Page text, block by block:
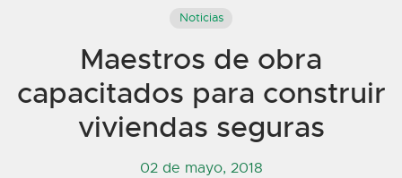
Noticias
Maestros de obra
capacitados para construir
viviendas seguras
02 de mayo, 2018